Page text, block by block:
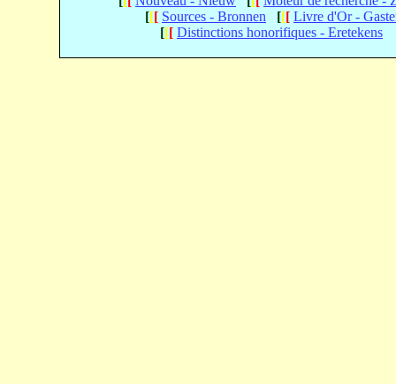
[[[ Sources - Bronnen [[[ Livre d'Or -
[[[ Distinctions honorifiques - Eretekens